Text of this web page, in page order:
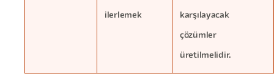
ilerlemek karşılayacak
çözümler
üretilmelidir.